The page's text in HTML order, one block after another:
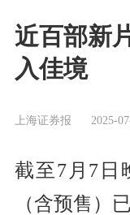
近百部新
入佳境
上海证券报 2025-
截至7月7日
（含预售）